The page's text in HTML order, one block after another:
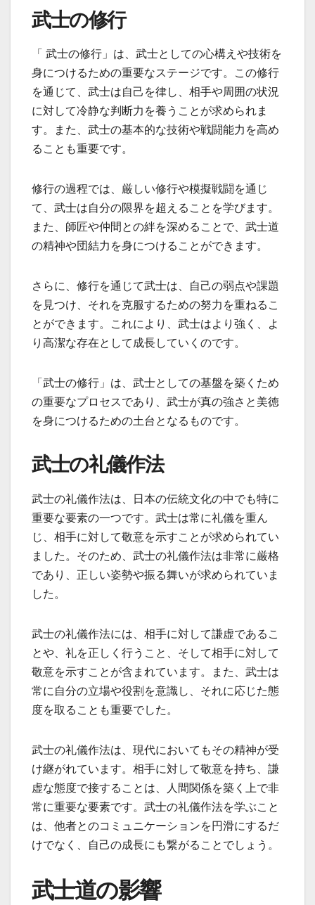
武士の修行
「 武士の修行」は、武士としての心構えや技術を
身につけるための重要なステージです。この修行
を通じて、武士は自己を律し、相手や周囲の状況
に対して冷静な判断力を養うことが求められま
す。また、武士の基本的な技術や戦闘能力を高め
ることも重要です。
修行の過程では、厳しい修行や模擬戦闘を通じ
て、武士は自分の限界を超えることを学びます。
また、師匠や仲間との絆を深めることで、武士道
の精神や団結力を身につけることができます。
さらに、修行を通じて武士は、自己の弱点や課題
を見つけ、それを克服するための努力を重ねるこ
とができます。これにより、武士はより強く、よ
り高潔な存在として成長していくのです。
「武士の修行」は、武士としての基盤を築くため
の重要なプロセスであり、武士が真の強さと美徳
を身につけるための土台となるものです。
武士の礼儀作法
武士の礼儀作法は、日本の伝統文化の中でも特に
重要な要素の一つです。武士は常に礼儀を重ん
じ、相手に対して敬意を示すことが求められてい
ました。そのため、武士の礼儀作法は非常に厳格
であり、正しい姿勢や振る舞いが求められていま
した。
武士の礼儀作法には、相手に対して謙虚であるこ
とや、礼を正しく行うこと、そして相手に対して
敬意を示すことが含まれています。また、武士は
常に自分の立場や役割を意識し、それに応じた態
度を取ることも重要でした。
武士の礼儀作法は、現代においてもその精神が受
け継がれています。相手に対して敬意を持ち、謙
虚な態度で接することは、人間関係を築く上で非
常に重要な要素です。武士の礼儀作法を学ぶこと
は、他者とのコミュニケーションを円滑にするだ
けでなく、自己の成長にも繋がることでしょう。
武士道の影響